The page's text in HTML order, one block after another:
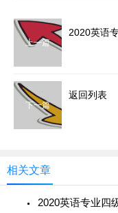
上一篇
2020英语
下一篇
返回列表
相关文章
2020英语专业四